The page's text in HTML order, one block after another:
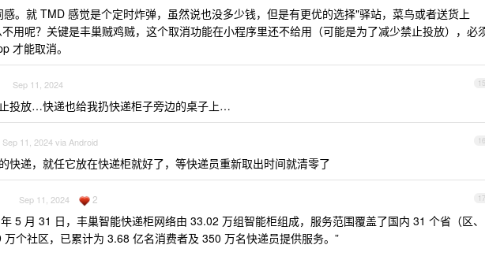
感。就 TMD 感觉是个定时炸弹，虽然说也没多少钱，但是有更优的选择"驿站，菜鸟或者送货上
用呢？关键是丰巢贼鸡贼，这个取消功能在小程序里还不给用（可能是为了减少禁止投放），必
才能取消。
15
Sep 11, 2024
投放…快递也给我扔快递柜子旁边的桌子上…
16
Sep 11, 2024 via Android
快递，就任它放在快递柜就好了，等快递员重新取出时间就清零了
17
Sep 11, 2024 2
5 月 31 日，丰巢智能快递柜网络由 33.02 万组智能柜组成，服务范围覆盖了国内 31 个省（区、
万个社区，已累计为 3.68 亿名消费者及 350 万名快递员提供服务。”